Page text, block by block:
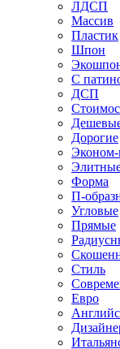
ЛДСП
Массив
Пластик
Шпон
С
ДСП
Дорогие
Эконом-
Форма
П-
Угловые
Прямые
Стиль
Евро